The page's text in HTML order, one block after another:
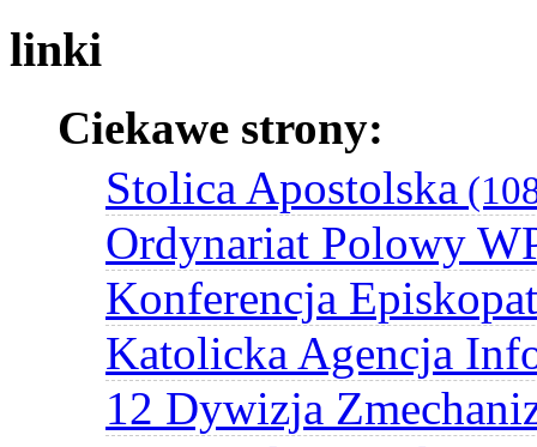
linki
Ciekawe strony:
Stolica Apostolska
Ordynariat Polowy
Konferencja
Katolicka Agencja
12 Dywizja